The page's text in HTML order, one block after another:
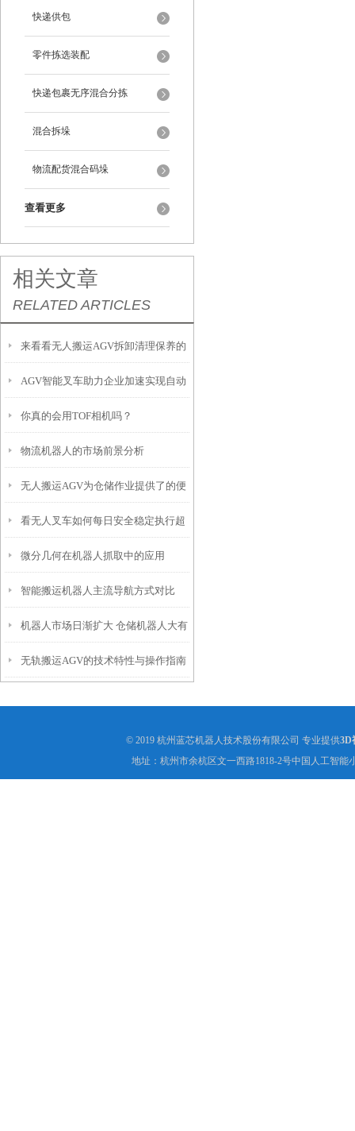
快递供包
零件拣选装配
快递包裹无序混合分拣
混合拆垛
物流配货混合码垛
查看更多
相关文章
RELATED ARTICLES
来看看无人搬运AGV拆卸清理保养的
正确步骤
AGV智能叉车助力企业加速实现自动
化
你真的会用TOF相机吗？
物流机器人的市场前景分析
无人搬运AGV为仓储作业提供了的便
利
看无人叉车如何每日安全稳定执行超
500条任务
微分几何在机器人抓取中的应用
（一）
智能搬运机器人主流导航方式对比
机器人市场日渐扩大 仓储机器人大有
可为
无轨搬运AGV的技术特性与操作指南
© 2019 杭州蓝芯机器人技术股份有限公司 专业提供3D
地址：杭州市余杭区文一西路1818-2号中国人工智能